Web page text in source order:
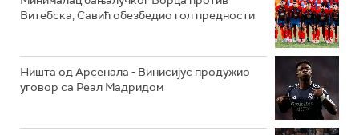
Витебска, Савић обезбедио гол предности
Ништа од Арсенала - Винисијус продужио
уговор са Реал Мадридом